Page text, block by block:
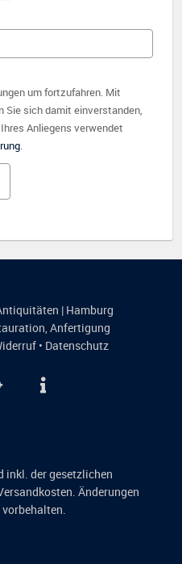
um fortzufahren. Mit
Sie sich damit einverstanden,
Anliegens verwendet
.
| Hamburg
,Anfertigung
• Datenschutz
inkl. der gesetzlichen
Änderungen